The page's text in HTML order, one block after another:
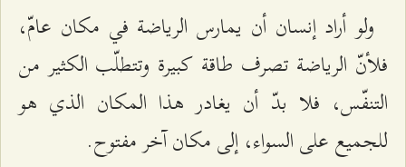
ولو أراد إنسان أن يمارس الرياضة في مكان عامّ،
فلأنّ الرياضة تصرف طاقة كبيرة وتتطلّب الكثير من
التنفّس، فلا بدّ أن يغادر هذا المكان الذي هو
للجميع على السواء، إلى مكان آخر مفتوح.